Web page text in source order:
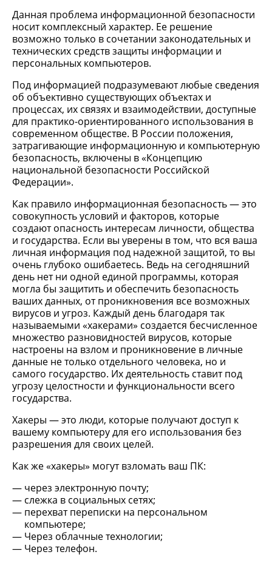
Данная проблема информационной безопасности
носит комплексный характер. Ее решение
возможно только в сочетании законодательных и
технических средств защиты информации и
персональных компьютеров.
Под информацией подразумевают любые сведения
об объективно существующих объектах и
процессах, их связях и взаимодействии, доступные
для практико-ориентированного использования в
современном обществе. В России положения,
затрагивающие информационную и компьютерную
безопасность, включены в «Концепцию
национальной безопасности Российской
Федерации».
Как правило информационная безопасность — это
совокупность условий и факторов, которые
создают опасность интересам личности, общества
и государства. Если вы уверены в том, что вся ваша
личная информация под надежной защитой, то вы
очень глубоко ошибаетесь. Ведь на сегодняшний
день нет ни одной единой программы, которая
могла бы защитить и обеспечить безопасность
ваших данных, от проникновения все возможных
вирусов и угроз. Каждый день благодаря так
называемыми «хакерами» создается бесчисленное
множество разновидностей вирусов, которые
настроены на взлом и проникновение в личные
данные не только отдельного человека, но и
самого государство. Их деятельность ставит под
угрозу целостности и функциональности всего
государства.
Хакеры — это люди, которые получают доступ к
вашему компьютеру для его использования без
разрешения для своих целей.
Как же «хакеры» могут взломать ваш ПК:
через электронную почту;
слежка в социальных сетях;
перехват переписки на персональном
компьютере;
Через облачные технологии;
Через телефон.